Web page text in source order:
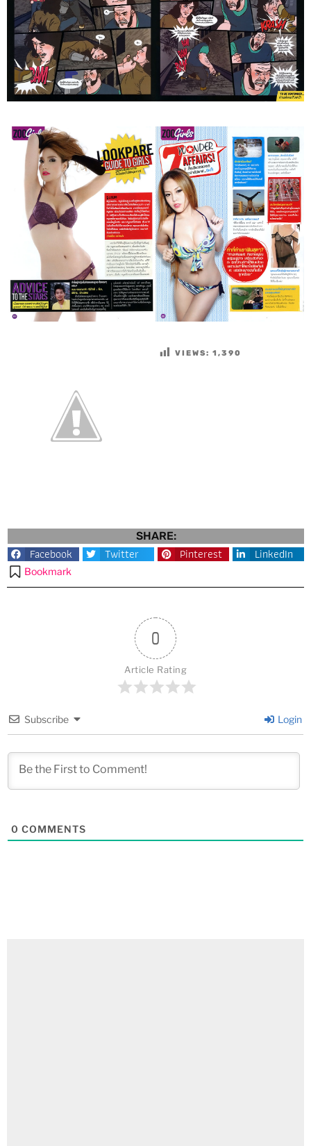
VIEWS: 1,390
SHARE:
Facebook Twitter Pinterest LinkedIn
Bookmark
0
Article Rating
Subscribe Login
0 COMMENTS